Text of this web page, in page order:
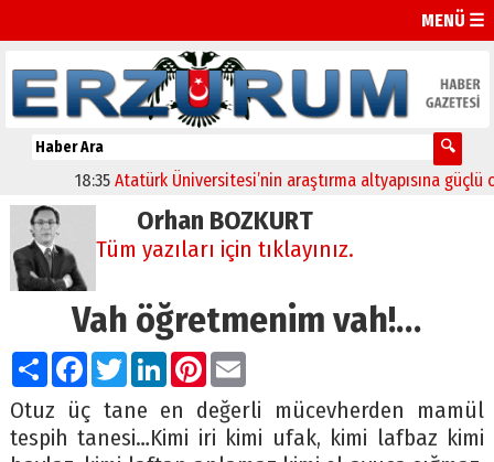
MENÜ ☰
Atatürk Üniversitesi’nin araştırma altyapısına güçlü onay
Orhan BOZKURT
Tüm yazıları için tıklayınız.
Vah öğretmenim vah!…
PaylaşFacebook
TwitterLinkedIn
Pinterest
Email
Otuz üç tane en değerli mücevherden mamül
tespih tanesi…Kimi iri kimi ufak, kimi lafbaz kimi